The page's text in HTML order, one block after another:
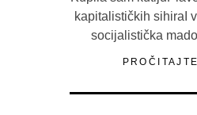
kapitalističkih sihiraI
socijalistička